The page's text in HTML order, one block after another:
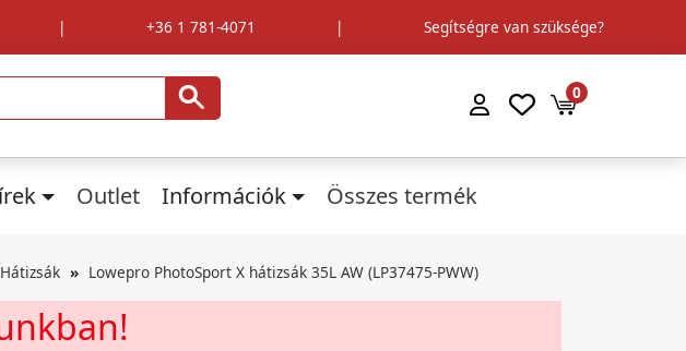
| +36 1 781-4071 | Segítségre van szüksége?
0
Outlet Információk Összes termék
Hátizsák Lowepro PhotoSport X hátizsák 35L AW (LP37475-PWW)